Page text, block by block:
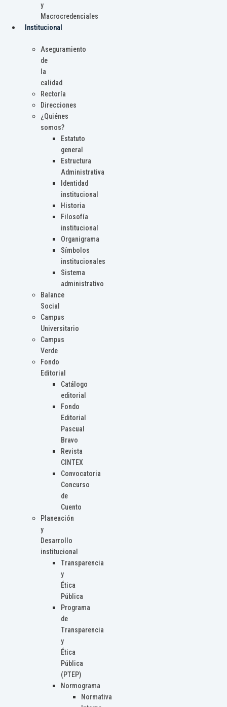
y
Macrocredenciales
Institucional
Aseguramiento
de
la
calidad
Rectoría
Direcciones
¿Quiénes
somos?
Estatuto
general
Estructura
Administrativa
Identidad
institucional
Historia
Filosofía
institucional
Organigrama
Símbolos
institucionales
Sistema
administrativo
Balance
Social
Campus
Universitario
Campus
Verde
Fondo
Editorial
Catálogo
editorial
Fondo
Editorial
Pascual
Bravo
Revista
CINTEX
Convocatoria
Concurso
de
Cuento
Planeación
y
Desarrollo
institucional
Transparencia
y
Ética
Pública
Programa
de
Transparencia
y
Ética
Pública
(PTEP)
Normograma
Normativa